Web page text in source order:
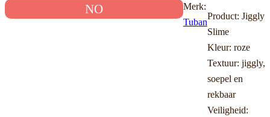
NO
Merk:
Tuban
Product: Jiggly
Slime
Kleur: roze
Textuur: jiggly,
soepel en
rekbaar
Veiligheid: